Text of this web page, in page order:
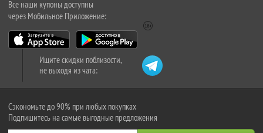
Все наши купоны доступны
через Мобильное Приложение:
Ищите скидки поблизости,
не выходя из чата:
Сэкономьте до 90% при любых покупках
Подпишитесь на самые выгодные предложения